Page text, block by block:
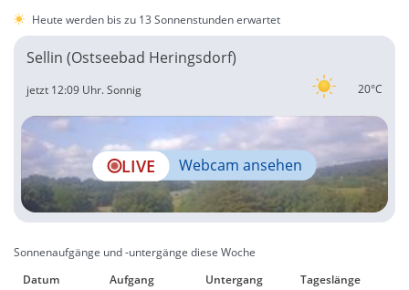
Heute werden bis zu 13 Sonnenstunden erwartet
Sellin (Ostseebad Heringsdorf)
20°C
jetzt 12:09 Uhr.Sonnig
LIVE Webcam ansehen
Sonnenaufgänge und -untergänge diese Woche
Datum
Aufgang Untergang
Tageslänge